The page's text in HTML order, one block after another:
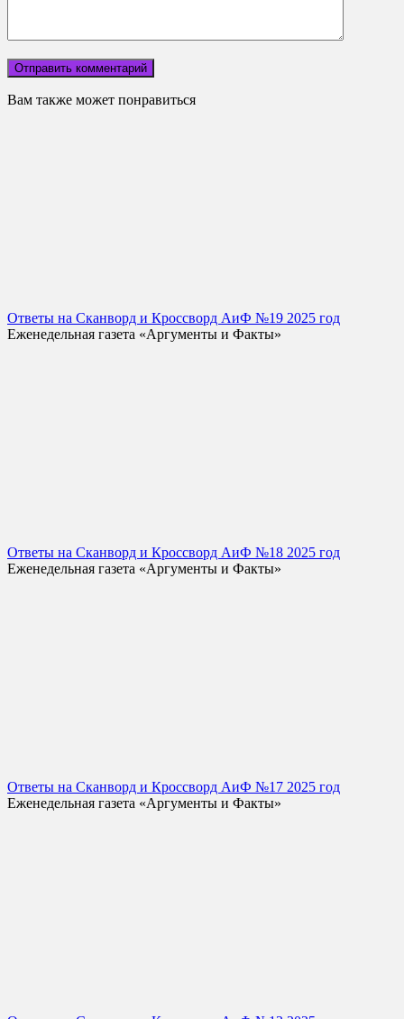
Вам также может понравиться
Ответы на Сканворд и Кроссворд АиФ №19 2025 год
Еженедельная газета «Аргументы и Факты»
Ответы на Сканворд и Кроссворд АиФ №18 2025 год
Еженедельная газета «Аргументы и Факты»
Ответы на Сканворд и Кроссворд АиФ №17 2025 год
Еженедельная газета «Аргументы и Факты»